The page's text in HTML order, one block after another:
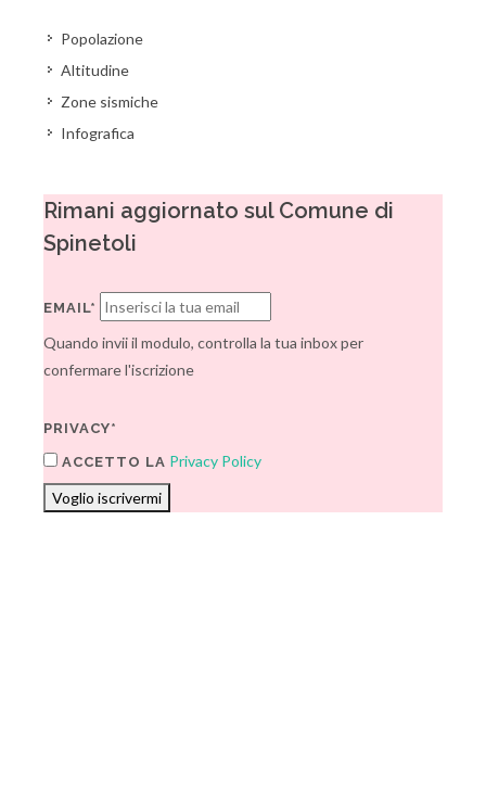
Popolazione
Altitudine
Zone sismiche
Infografica
Rimani aggiornato sul Comune di
Spinetoli
EMAIL*
Quando invii il modulo, controlla la tua inbox per
confermare l'iscrizione
PRIVACY*
ACCETTO LA Privacy Policy
Voglio iscrivermi